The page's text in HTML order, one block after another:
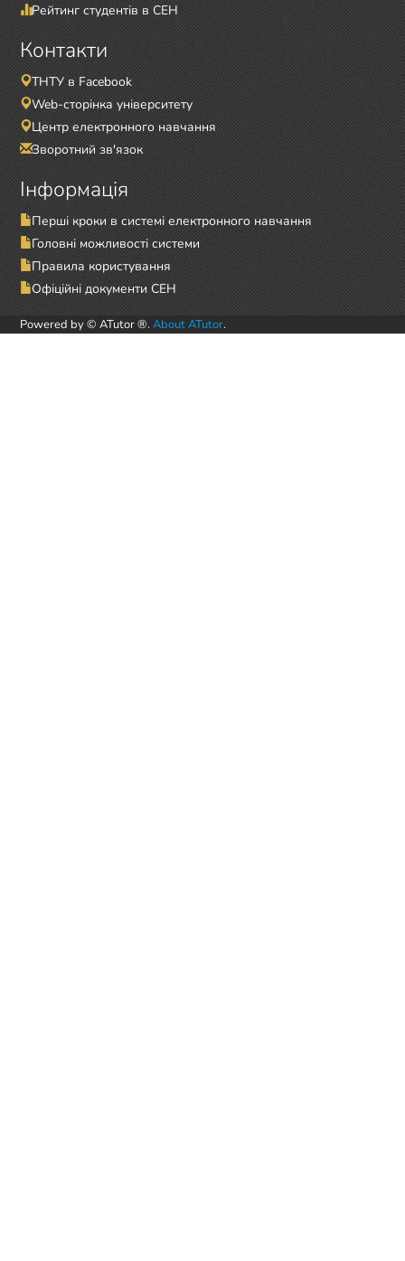
Рейтинг студентів в СЕН
Контакти
ТНТУ в Facebook
Web-сторінка університету
Центр електронного навчання
Зворотний зв'язок
Інформація
Перші кроки в системі електронного навчання
Головні можливості системи
Правила користування
Офіційні документи СЕН
Powered by © ATutor ®. About ATutor.